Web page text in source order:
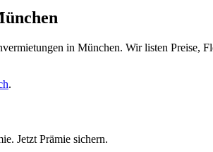
in München. Wir listen Preise,
.
. Jetzt Prämie sichern.